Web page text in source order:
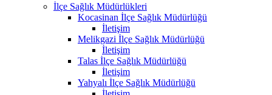
İlçe Sağlık Müdürlükleri
Kocasinan İlçe Sağlık Müdürlüğü
İletişim
Melikgazi İlçe Sağlık Müdürlüğü
İletişim
Talas İlçe Sağlık Müdürlüğü
İletişim
Yahyalı İlçe Sağlık Müdürlüğü